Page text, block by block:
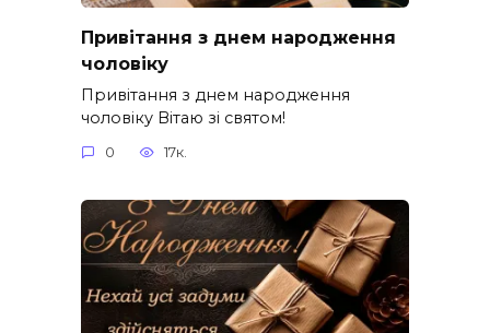
Привітання з днем народження
чоловіку
Привітання з днем народження
чоловіку Вітаю зі святом!
0 17к.